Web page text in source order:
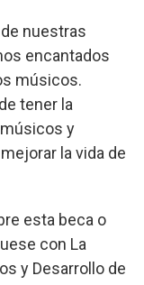
nuestras
encantados
músicos.
tener la
y
la vida de
esta beca o
con La
y Desarrollo de